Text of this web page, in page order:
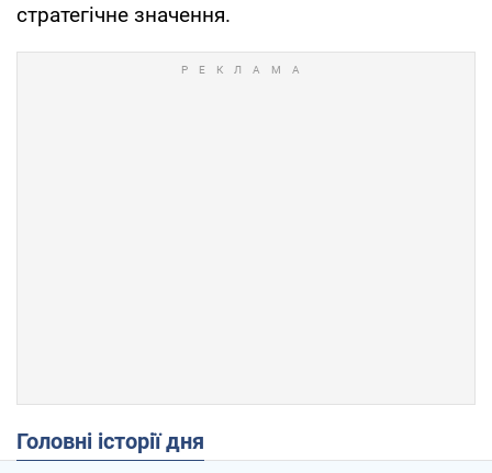
стратегічне значення.
Головні історії дня